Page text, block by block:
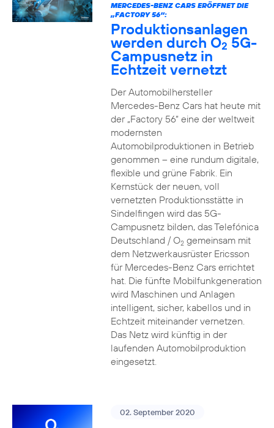
MERCEDES-BENZ CARS ERÖFFNET DIE
„FACTORY 56“:
Produktionsanlagen
werden durch O25G-
Campusnetz in
Echtzeit vernetzt
Der Automobilhersteller
Mercedes-Benz Cars hat heute mit
der „Factory 56“ eine der weltweit
modernsten
Automobilproduktionen in Betrieb
genommen – eine rundum digitale,
flexible und grüne Fabrik. Ein
Kernstück der neuen, voll
vernetzten Produktionsstätte in
Sindelfingen wird das 5G-
Campusnetz bilden, das Telefónica
Deutschland / O2gemeinsam mit
dem Netzwerkausrüster Ericsson
für Mercedes-Benz Cars errichtet
hat. Die fünfte Mobilfunkgeneration
wird Maschinen und Anlagen
intelligent, sicher, kabellos und in
Echtzeit miteinander vernetzen.
Das Netz wird künftig in der
laufenden Automobilproduktion
eingesetzt.
02. September 2020